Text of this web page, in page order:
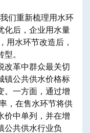
们重新梳理用水环
化后，企业用水量
用水环节改造后，
。
革中群众最关切
镇公共供水价格标
。一方面，通过增
，在售水环节将供
价中单列，并在增
公共供水行业负